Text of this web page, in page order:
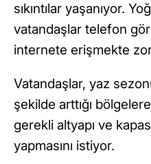
sıkıntılar yaşanıyor.
vatandaşlar telefon
internete erişmekte
Vatandaşlar, yaz
şekilde arttığı
gerekli altyapı ve
yapmasını istiyor.